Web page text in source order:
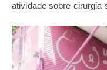
atividade sobre cirurgia